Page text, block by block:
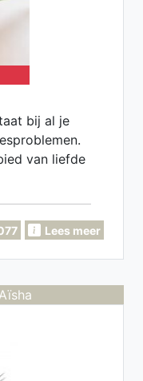
bij al je
van liefde
Lees meer